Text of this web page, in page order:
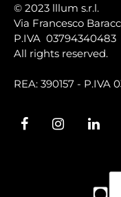
© 2023 lllum s.r.l.
Via Francesco
P.IVA 03794340483
All rights reserved.
REA: 390157 - P.IVA